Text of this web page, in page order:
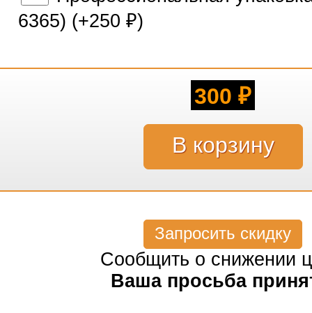
6365) (+250 ₽)
300 ₽
Запросить скидку
Сообщить о снижении
Ваша просьба